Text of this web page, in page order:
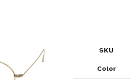
SKU
Color